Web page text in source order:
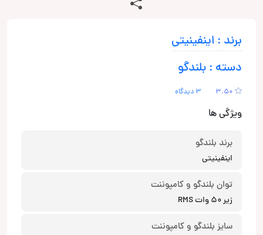
برند : اینفینیتی
دسته : بلندگو
3.50 3 دیدگاه
ویژگی ها
برند بلندگو
اینفینیتی
توان بلندگو و کامپوننت
زیر 50 وات RMS
سایز بلندگو و کامپوننت